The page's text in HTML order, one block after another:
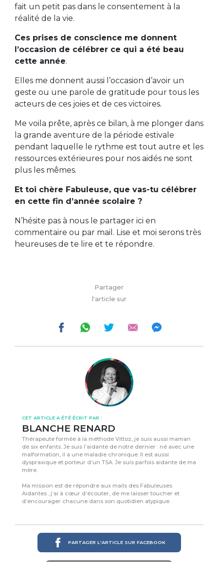
fait un petit pas dans le consentement à la
réalité de la vie.
Ces prises de conscience me donnent
l’occasion de célébrer ce qui a été beau
cette année.
Elles me donnent aussi l’occasion d’avoir un
geste ou une parole de gratitude pour tous les
acteurs de ces joies et de ces victoires.
Me voila prête, après ce bilan, à me plonger dans
la grande aventure de la période estivale
pendant laquelle le rythme est tout autre et les
ressources extérieures pour nos aidés ne sont
plus les mêmes.
Et toi chère Fabuleuse, que vas-tu célébrer
en cette fin d’année scolaire ?
N’hésite pas à nous le partager ici en
commentaire ou par mail. Lise et moi serons très
heureuses de te lire et te répondre.
Partager
l'article sur
CET ARTICLE A ÉTÉ ÉCRIT PAR :
BLANCHE RENARD
Thérapeute formée à la méthode Vittoz, je suis aussi maman
de six enfants. Je suis l’aidante de notre dernier : né avec une
malformation, il a une maladie chronique. Il est aussi
dyspraxique et porteur d’un TSA. Je suis parfois aidante de ma
mère.
Ma mission est de répondre aux mails des Fabuleuses
Aidantes ; j’ai à cœur d’écouter, de me laisser toucher et
d’encourager chacune dans son quotidien atypique.
PARTAGER L'ARTICLE SUR FACEBOOK